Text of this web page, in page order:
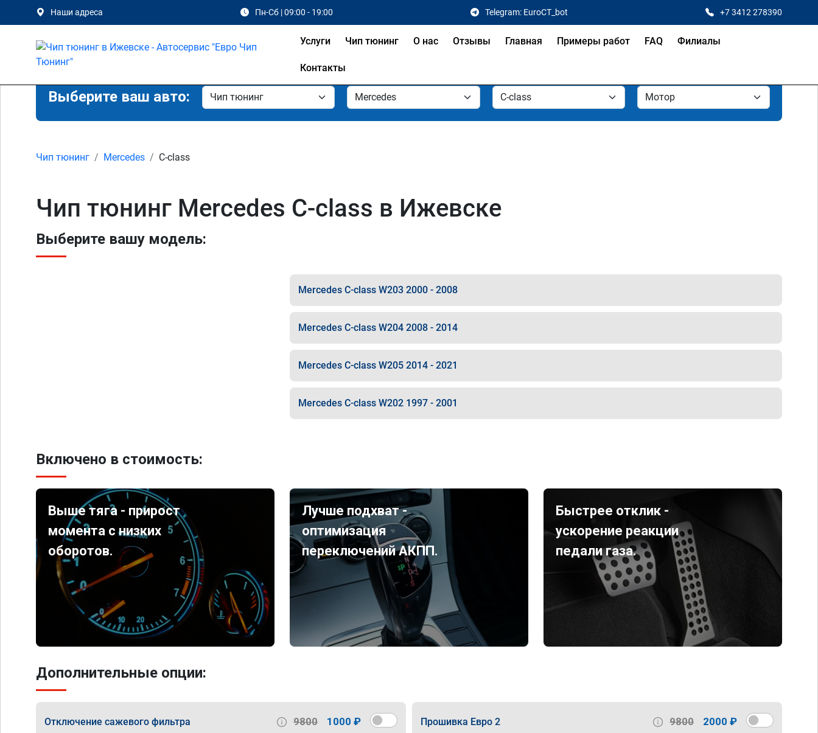
Наши адреса Пн-Сб | 09:00 - 19:00 Telegram: EuroCT_bot +7 3412 278390
Услуги Чип тюнинг О нас Отзывы Главная Примеры работ FAQ Филиалы
Контакты
Выберите ваш авто:
Чип тюнинг Mercedes C-class
Чип тюнинг Mercedes C-class в Ижевске
Выберите вашу модель:
Mercedes C-class W203 2000 - 2008
Mercedes C-class W204 2008 - 2014
Mercedes C-class W205 2014 - 2021
Mercedes C-class W202 1997 - 2001
Включено в стоимость:
Выше тяга - прирост
момента с низких
оборотов.
Лучше подхват -
оптимизация
переключений АКПП.
Быстрее отклик -
ускорение реакции
педали газа.
Дополнительные опции:
Отключение сажевого фильтра 9800 1000 ₽ Прошивка Евро 2 9800 2000 ₽